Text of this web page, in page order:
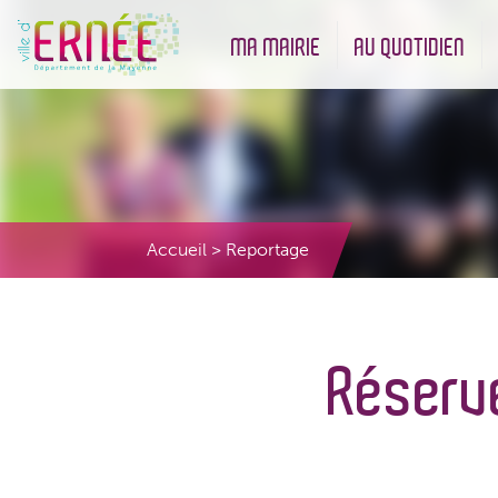
MA MAIRIE AU QUOTIDIEN
Accueil > Reportage